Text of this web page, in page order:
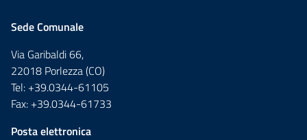
Sede Comunale
Via Garibaldi 66,
22018 Porlezza (CO)
Tel: +39.0344-61105
Fax: +39.0344-61733
Posta elettronica